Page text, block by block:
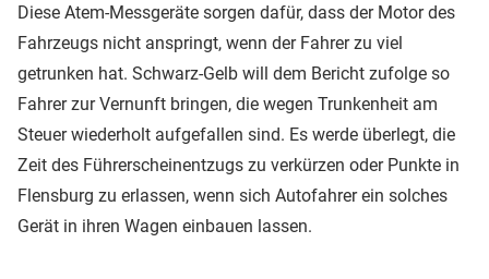
Diese Atem-Messgeräte sorgen dafür, dass der Motor des
Fahrzeugs nicht anspringt, wenn der Fahrer zu viel
getrunken hat. Schwarz-Gelb will dem Bericht zufolge so
Fahrer zur Vernunft bringen, die wegen Trunkenheit am
Steuer wiederholt aufgefallen sind. Es werde überlegt, die
Zeit des Führerscheinentzugs zu verkürzen oder Punkte in
Flensburg zu erlassen, wenn sich Autofahrer ein solches
Gerät in ihren Wagen einbauen lassen.